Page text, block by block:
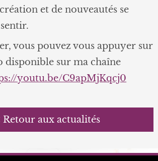
et de nouveautés se
vous pouvez vous appuyer sur
disponible sur ma chaîne
youtu.be/C9apMjKqcj0
Retour aux actualités